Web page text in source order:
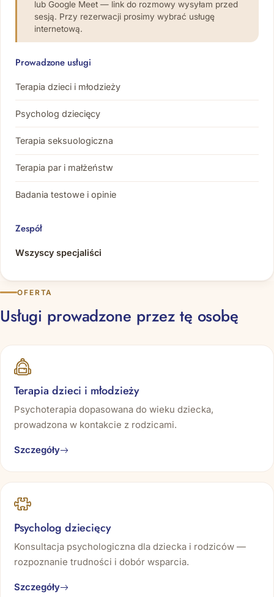
lub Google Meet — link do rozmowy wysyłam przed
sesją. Przy rezerwacji prosimy wybrać usługę
internetową.
Prowadzone usługi
Terapia dzieci i młodzieży
Psycholog dziecięcy
Terapia seksuologiczna
Terapia par i małżeństw
Badania testowe i opinie
Zespół
Wszyscy specjaliści
OFERTA
Usługi prowadzone przez tę osobę
Terapia dzieci i młodzieży
Psychoterapia dopasowana do wieku dziecka,
prowadzona w kontakcie z rodzicami.
Szczegóły
Psycholog dziecięcy
Konsultacja psychologiczna dla dziecka i rodziców —
rozpoznanie trudności i dobór wsparcia.
Szczegóły